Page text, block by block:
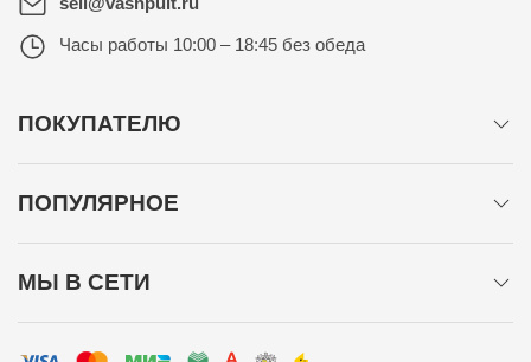
Часы работы 10:00 – 18:45 без обеда
ПОКУПАТЕЛЮ
ПОПУЛЯРНОЕ
МЫ В СЕТИ